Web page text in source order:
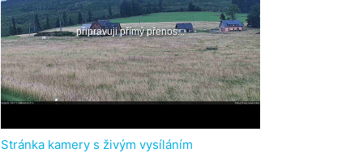
Stránka kamery s živým vysíláním